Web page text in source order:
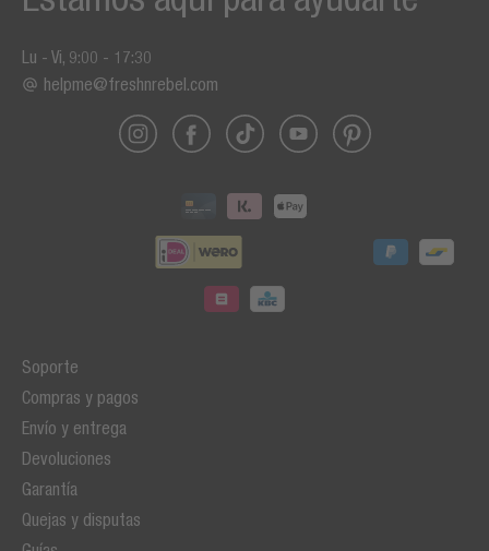
Soporte
Compras y pagos
Envío y entrega
Devoluciones
Garantía
Quejas y disputas
Lu - Vi, 9:00 - 17:30
helpme@freshnrebel.com